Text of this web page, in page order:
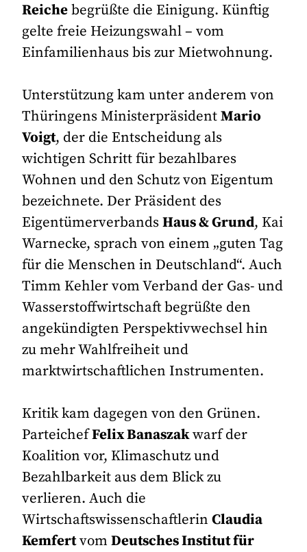
Reichebegrüßte die Einigung. Künftig
gelte freie Heizungswahl – vom
Einfamilienhaus bis zur Mietwohnung.
Unterstützung kam unter anderem von
Thüringens MinisterpräsidentMario
Voigt, der die Entscheidung als
wichtigen Schritt für bezahlbares
Wohnen und den Schutz von Eigentum
bezeichnete. Der Präsident des
EigentümerverbandsHaus & Grund, Kai
Warnecke, sprach von einem „guten Tag
für die Menschen in Deutschland“. Auch
Timm Kehler vom Verband der Gas- und
Wasserstoffwirtschaft begrüßte den
angekündigten Perspektivwechsel hin
zu mehr Wahlfreiheit und
marktwirtschaftlichen Instrumenten.
Kritik kam dagegen von den Grünen.
ParteichefFelix Banaszakwarf der
Koalition vor, Klimaschutz und
Bezahlbarkeit aus dem Blick zu
verlieren. Auch die
WirtschaftswissenschaftlerinClaudia
KemfertvomDeutsches Institut für